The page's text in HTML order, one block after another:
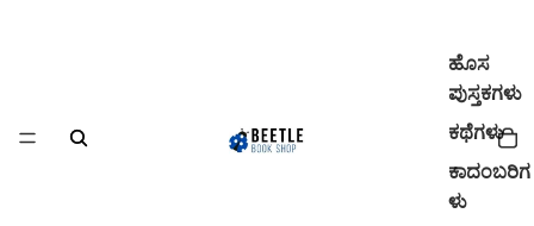
ಹೊಸ
ಪುಸ್ತಕಗಳು
ಕಥೆಗಳು
ಕಾದಂಬರಿಗ
ಳು